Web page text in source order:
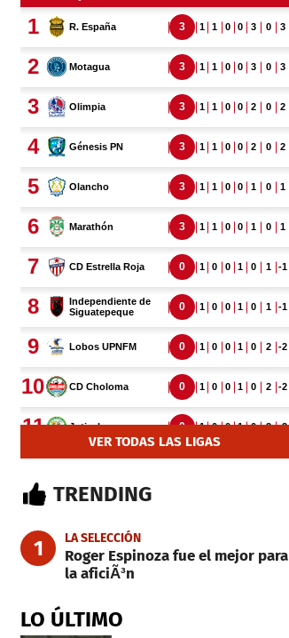
VER TODAS LAS LIGAS
TRENDING
1 LA SELECCIÓN
Roger Espinoza fue el mejor para
la aficiÃ³n
LO ÚLTIMO